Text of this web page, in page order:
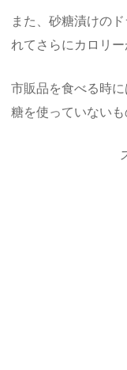
また、砂糖漬けの
れてさらにカロリ
市販品を食べる時
糖を使っていない